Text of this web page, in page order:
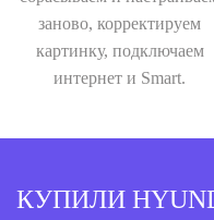
заново, корректируем
картинку, подключаем
интернет и Smart.
КУПИЛИ